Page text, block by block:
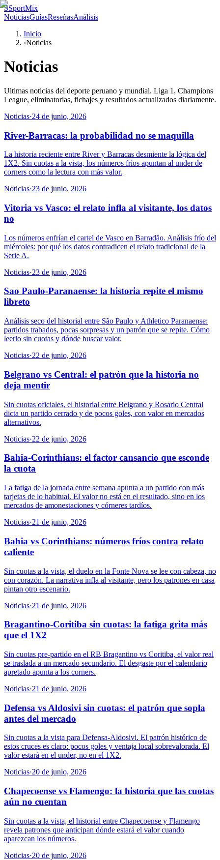
SSportMix
NoticiasGuíasReseñasAnálisis
Inicio
›Noticias
Noticias
Ultimas noticias del deporte peruano y mundial. Liga 1, Champions
League, eliminatorias, fichajes y resultados actualizados diariamente.
Noticias·24 de junio, 2026
River-Barracas: la probabilidad no se maquilla
La historia reciente entre River y Barracas desmiente la lógica del
1X2. Sin cuotas a la vista, los números fríos apuntan al under de
corners como la lectura con más valor.
Noticias·23 de junio, 2026
Vitoria vs Vasco: el relato infla al visitante, los datos
no
Los números enfrían el cartel de Vasco en Barradão. Análisis frío del
miércoles: por qué los datos contradicen el relato tradicional de la
Serie A.
Noticias·23 de junio, 2026
Sao Paulo-Paranaense: la historia repite el mismo
libreto
Análisis seco del historial entre São Paulo y Athletico Paranaense:
partidos trabados, pocas sorpresas y un patrón que se repite. Cómo
leerlo sin cuotas y dónde buscar valor.
Noticias·22 de junio, 2026
Belgrano vs Central: el patrón que la historia no
deja mentir
Sin cuotas oficiales, el historial entre Belgrano y Rosario Central
dicta un partido cerrado y de pocos goles, con valor en mercados
alternativos.
Noticias·22 de junio, 2026
Bahia-Corinthians: el factor cansancio que esconde
la cuota
La fatiga de la jornada entre semana apunta a un partido con más
tarjetas de lo habitual. El valor no está en el resultado, sino en los
mercados de amonestaciones y córneres tardíos.
Noticias·21 de junio, 2026
Bahia vs Corinthians: números fríos contra relato
caliente
Sin cuotas a la vista, el duelo en la Fonte Nova se lee con cabeza, no
con corazón. La narrativa infla al visitante, pero los patrones en casa
pintan otro escenario.
Noticias·21 de junio, 2026
Bragantino-Coritiba sin cuotas: la fatiga grita más
que el 1X2
Sin cuotas pre-partido en el RB Bragantino vs Coritiba, el valor real
se traslada a un mercado secundario. El desgaste por el calendario
apretado apunta a los corners.
Noticias·21 de junio, 2026
Defensa vs Aldosivi sin cuotas: el patrón que sopla
antes del mercado
Sin cuotas a la vista para Defensa-Aldosivi. El patrón histórico de
estos cruces es claro: pocos goles y ventaja local sobrevalorada. El
valor estará en el under, no en el 1X2.
Noticias·20 de junio, 2026
Chapecoense vs Flamengo: la historia que las cuotas
aún no cuentan
Sin cuotas a la vista, el historial entre Chapecoense y Flamengo
revela patrones que anticipan dónde estará el valor cuando
aparezcan los números.
Noticias·20 de junio, 2026